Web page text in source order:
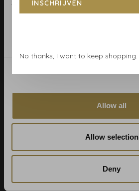
Statistics
Allow all
Allow selection
Deny
Blog
Cookie- en privacyverklaring
Over ons
INSCHRIJVEN
No thanks, I want to keep shopping.